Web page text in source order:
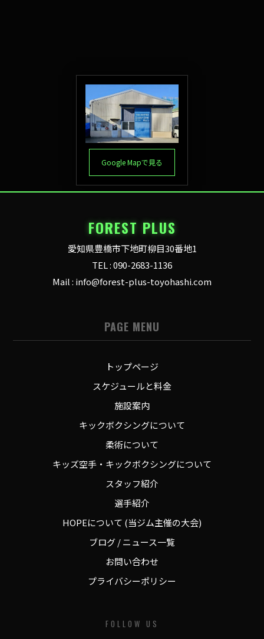
Google Mapで見る
FOREST PLUS
愛知県豊橋市下地町柳目30番地1
TEL : 090-2683-1136
Mail : info@forest-plus-toyohashi.com
PAGE MENU
トップページ
スケジュールと料金
施設案内
キックボクシングについて
柔術について
キッズ空手・キックボクシングについて
スタッフ紹介
選手紹介
HOPEについて (当ジム主催の大会)
ブログ / ニュース一覧
お問い合わせ
プライバシーポリシー
FOLLOW US